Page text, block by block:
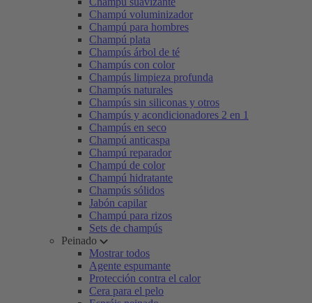
Champú voluminizador
Champú para hombres
Champú plata
Champús árbol de té
Champús con color
Champús limpieza profunda
Champús naturales
Champús sin siliconas y otros
Champús y acondicionadores 2 en 1
Champús en seco
Champú anticaspa
Champú reparador
Champú de color
Champú hidratante
Champús sólidos
Jabón capilar
Champú para rizos
Sets de champús
Peinado
Mostrar todos
Agente espumante
Protección contra el calor
Cera para el pelo